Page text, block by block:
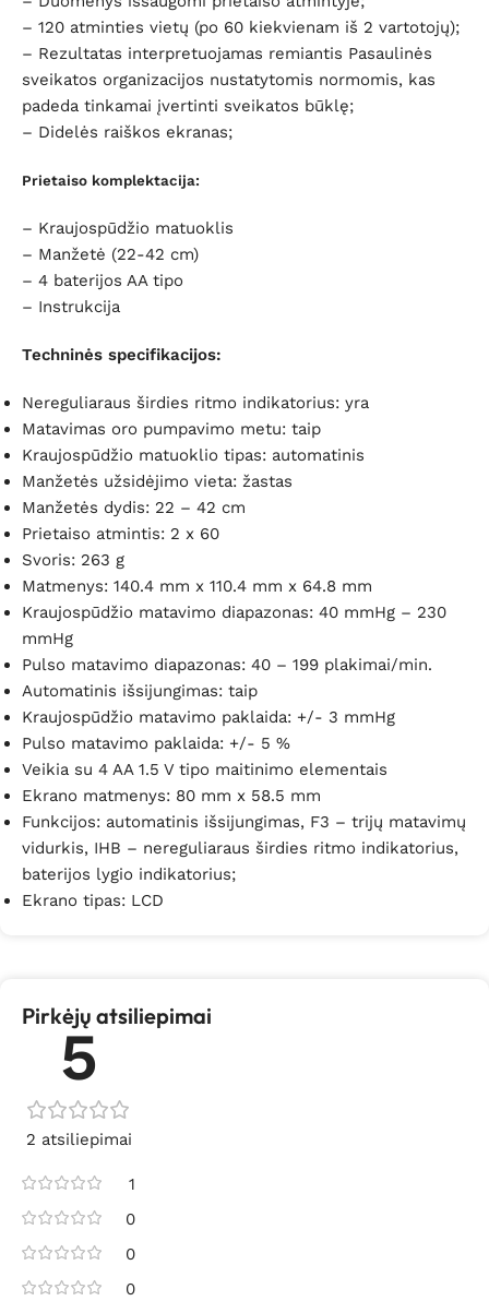
– 120 atminties vietų (po 60 kiekvienam iš 2 vartotojų);
– Rezultatas interpretuojamas remiantis Pasaulinės
sveikatos organizacijos nustatytomis normomis, kas
padeda tinkamai įvertinti sveikatos būklę;
– Didelės raiškos ekranas;
Prietaiso komplektacija:
– Kraujospūdžio matuoklis
– Manžetė (22-42 cm)
– 4 baterijos AA tipo
– Instrukcija
Techninės specifikacijos:
Nereguliaraus širdies ritmo indikatorius: yra
Matavimas oro pumpavimo metu: taip
Kraujospūdžio matuoklio tipas: automatinis
Manžetės užsidėjimo vieta: žastas
Manžetės dydis: 22 – 42 cm
Prietaiso atmintis: 2 x 60
Svoris: 263 g
Matmenys: 140.4 mm x 110.4 mm x 64.8 mm
Kraujospūdžio matavimo diapazonas: 40 mmHg – 230
mmHg
Pulso matavimo diapazonas: 40 – 199 plakimai/min.
Automatinis išsijungimas: taip
Kraujospūdžio matavimo paklaida: +/- 3 mmHg
Pulso matavimo paklaida: +/- 5 %
Veikia su 4 AA 1.5 V tipo maitinimo elementais
Ekrano matmenys: 80 mm x 58.5 mm
Funkcijos: automatinis išsijungimas, F3 – trijų matavimų
vidurkis, IHB – nereguliaraus širdies ritmo indikatorius,
baterijos lygio indikatorius;
Ekrano tipas: LCD
Pirkėjų atsiliepimai
5
2 atsiliepimai
1
0
0
0